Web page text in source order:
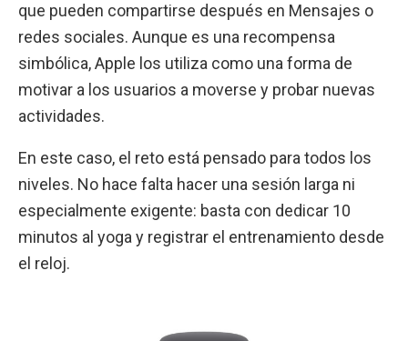
que pueden compartirse después en Mensajes o
redes sociales. Aunque es una recompensa
simbólica, Apple los utiliza como una forma de
motivar a los usuarios a moverse y probar nuevas
actividades.
En este caso, el reto está pensado para todos los
niveles. No hace falta hacer una sesión larga ni
especialmente exigente: basta con dedicar 10
minutos al yoga y registrar el entrenamiento desde
el reloj.